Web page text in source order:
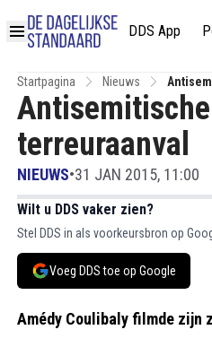
DDS App
Startpagina Nieuws
terreuraanval
NIEUWS•31 JAN 2015, 11:00
Wilt u DDS vaker zien?
Stel DDS in als voorkeursbron op
Voeg DDS toe op Google
Amédy Coulibaly filmde zijn